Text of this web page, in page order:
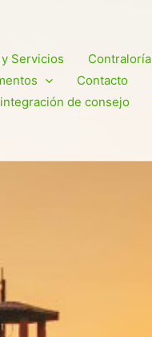
Servicios Contraloría
Contacto
de consejo